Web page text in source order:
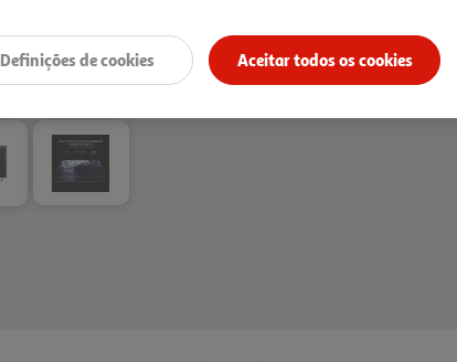
Entrega estimada entre
Aceitar todos os cookies
Definições de cookies